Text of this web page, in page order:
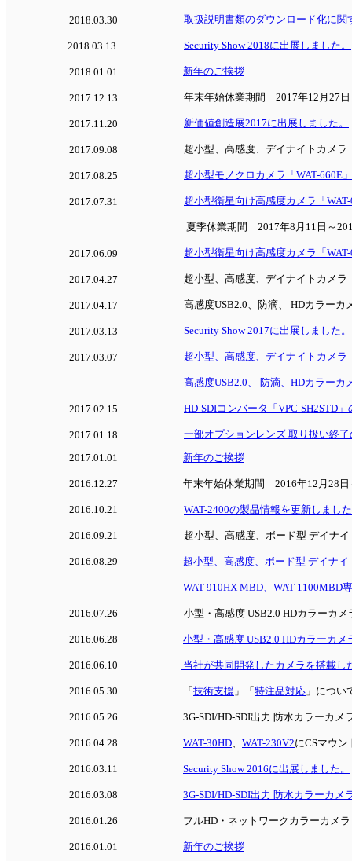
2018.03.30 取扱説明書類のダウンロード化に関
2018.03.13 Security Show 2018に出展しました。
2018.01.01 新年のご挨拶
2017.12.13 年末年始休業期間 2017年12月27日
2017.11.20 新価値創造展2017に出展しました。
2017.09.08 超小型、高感度、デイナイトカメラ
2017.08.25 超小型モノクロカメラ「WAT-660E
2017.07.31 超小型衛星向け高感度カメラ「
夏季休業期間 2017年8月11日～
2017.06.09 超小型衛星向け高感度カメラ「
2017.04.27 超小型、高感度、デイナイトカメラ
2017.04.17 高感度USB2.0、防滴、 HDカラーカ
2017.03.13 Security Show 2017に出展しました。
2017.03.07 超小型、高感度、デイナイトカメラ
高感度USB2.0、 防滴、HDカラーカ
2017.02.15 HD-SDIコンバータ「VPC-SH2STD
2017.01.18
一部オプションレンズ 取り扱い終
2017.01.01
新年のご挨拶
2016.12.27 年末年始休業期間 2016年12月28日
2016.10.21 WAT-2400の製品情報を更新しまし
2016.09.21 超小型、高感度、ボード型 デイナ
2016.08.29 超小型、高感度、ボード型 デイナ
WAT-910HX MBD、WAT-1100MBD
2016.07.26 小型・高感度 USB2.0 HDカラーカメ
2016.06.28 小型・高感度 USB2.0 HDカラーカメ
2016.06.10 当社が共同開発したカメラを搭載し
2016.05.30 「 技術支援 」「 特注品対応 」につい
2016.05.26 3G-SDI/HD-SDI出力 防水カラーカ
2016.04.28 WAT-30HD、 WAT-230V2にCSマウ
2016.03.11 Security Show 2016に出展しました。
2016.03.08 3G-SDI/HD-SDI出力 防水カラーカメ
2016.01.26 フルHD・ネットワークカラーカメ
2016.01.01 新年のご挨拶